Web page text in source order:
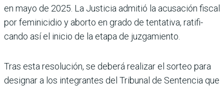
en mayo de 2025. La Justicia admitió la acusación fiscal
por feminicidio y aborto en grado de tentativa, ratifi­
cando así el inicio de la etapa de juzgamiento.
Tras esta resolución, se deberá realizar el sorteo para
designar a los integran­tes del Tribunal de Senten­cia que